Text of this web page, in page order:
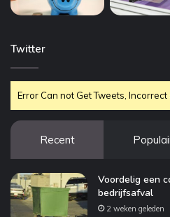
Twitter
Error Can not Get Tweets, Incorrect
Recent
Voordelig een
bedrijfsafval
2 weken geleden